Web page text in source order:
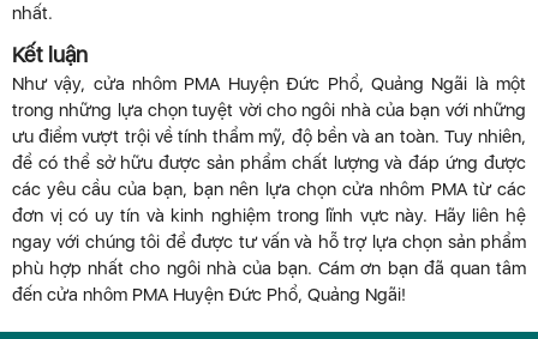
nhất.
Kết luận
Như vậy, cửa nhôm PMA Huyện Đức Phổ, Quảng Ngãi là một
trong những lựa chọn tuyệt vời cho ngôi nhà của bạn với những
ưu điểm vượt trội về tính thẩm mỹ, độ bền và an toàn. Tuy nhiên,
để có thể sở hữu được sản phẩm chất lượng và đáp ứng được
các yêu cầu của bạn, bạn nên lựa chọn cửa nhôm PMA từ các
đơn vị có uy tín và kinh nghiệm trong lĩnh vực này. Hãy liên hệ
ngay với chúng tôi để được tư vấn và hỗ trợ lựa chọn sản phẩm
phù hợp nhất cho ngôi nhà của bạn. Cám ơn bạn đã quan tâm
đến cửa nhôm PMA Huyện Đức Phổ, Quảng Ngãi!